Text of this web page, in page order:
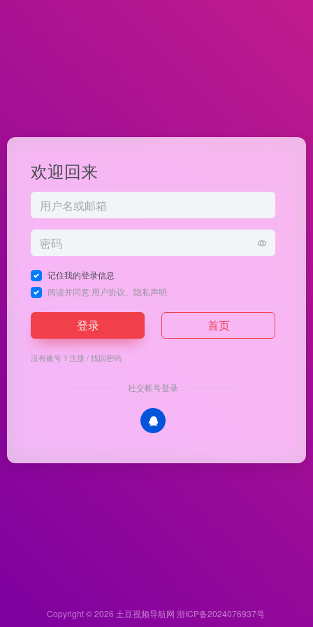
欢迎回来
记住我的登录信息
阅读并同意 用户协议 隐私声明
登录 首页
没有账号？注册/找回密码
社交帐号登录
Copyright © 2026 土豆视频导航网 浙ICP备2024076937号